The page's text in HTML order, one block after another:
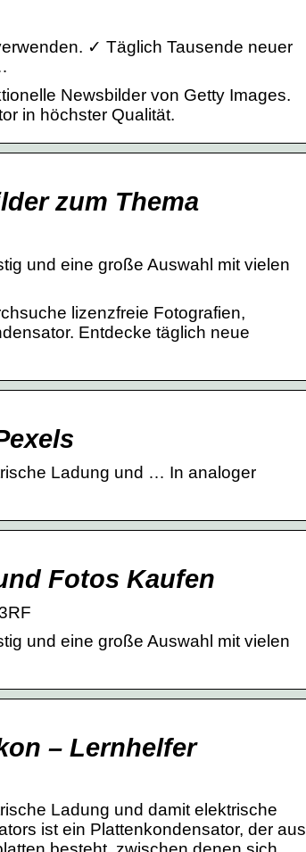
✓ Täglich Tausende neuer
Newsbilder von Getty Images.
in höchster Qualität.
zum Thema
und eine große Auswahl mit vielen
lizenzfreie Fotografien,
Entdecke täglich neue
Ladung und … In analoger
Fotos Kaufen
und eine große Auswahl mit vielen
– Lernhelfer
Ladung und damit elektrische
ist ein Plattenkondensator, der aus